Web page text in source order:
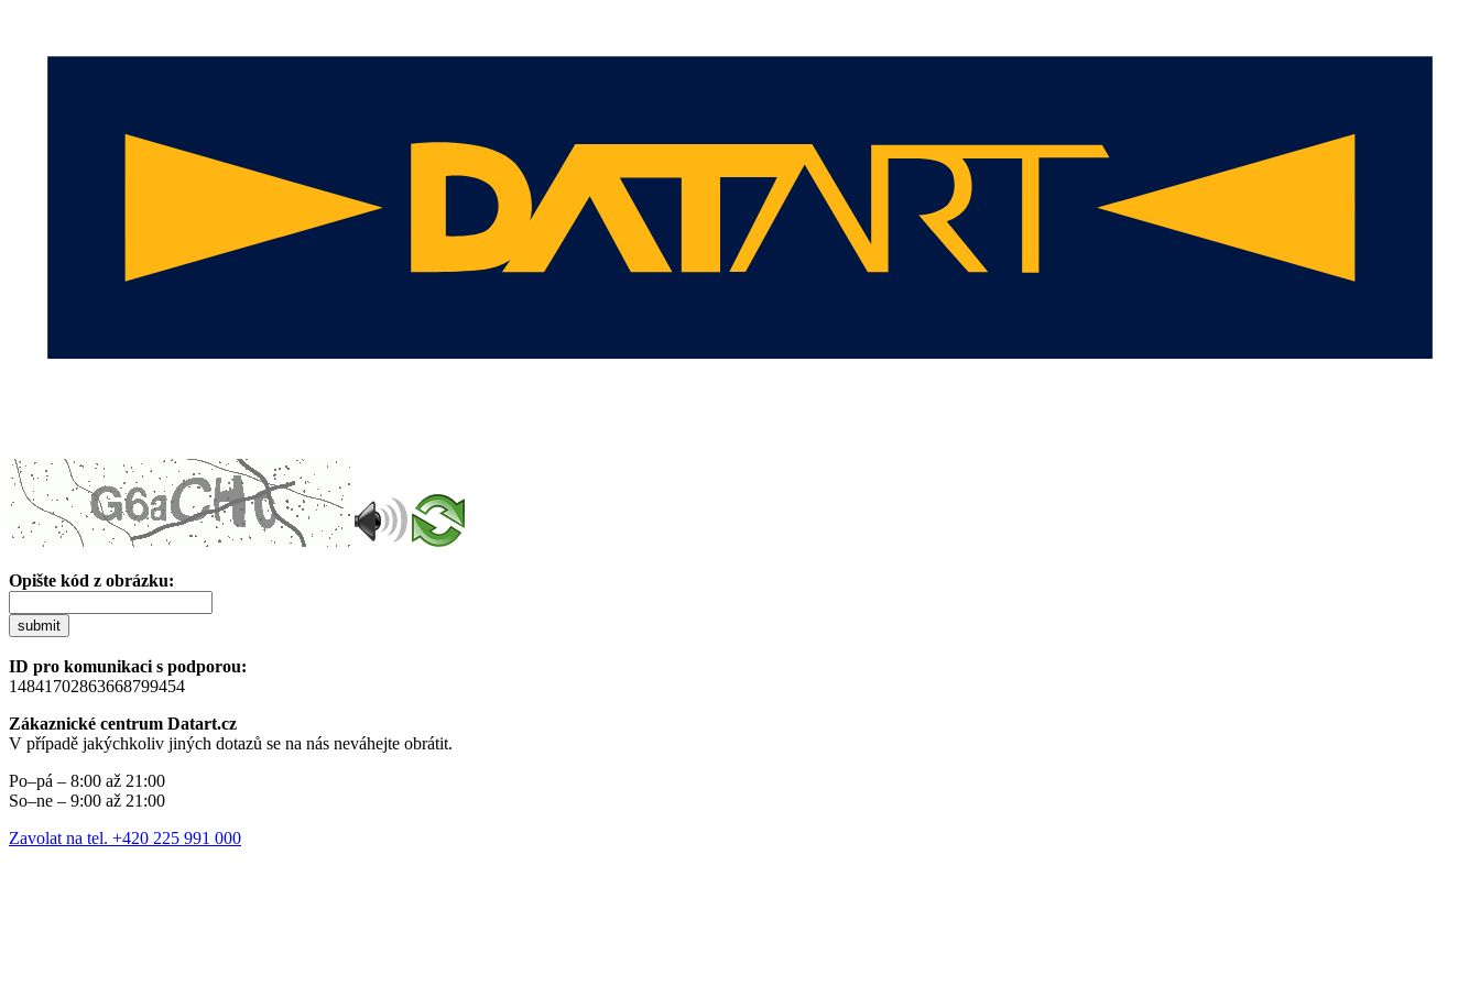
Opište kód z obrázku:
submit
ID pro komunikaci s podporou:
14841702863668799454
Zákaznické centrum Datart.cz
V případě jakýchkoliv jiných dotazů se na nás neváhejte obrátit.
Po–pá – 8:00 až 21:00
So–ne – 9:00 až 21:00
Zavolat na tel. +420 225 991 000